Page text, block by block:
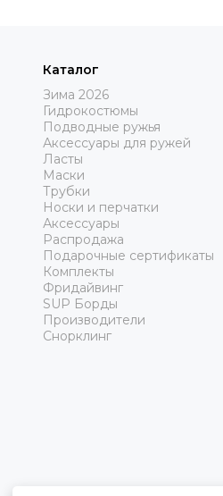
Каталог
Зима 2026
Гидрокостюмы
Подводные ружья
Аксессуары для ружей
Ласты
Маски
Трубки
Носки и перчатки
Аксессуары
Распродажа
Подарочные сертификаты
Комплекты
Фридайвинг
SUP Борды
Производители
Снорклинг